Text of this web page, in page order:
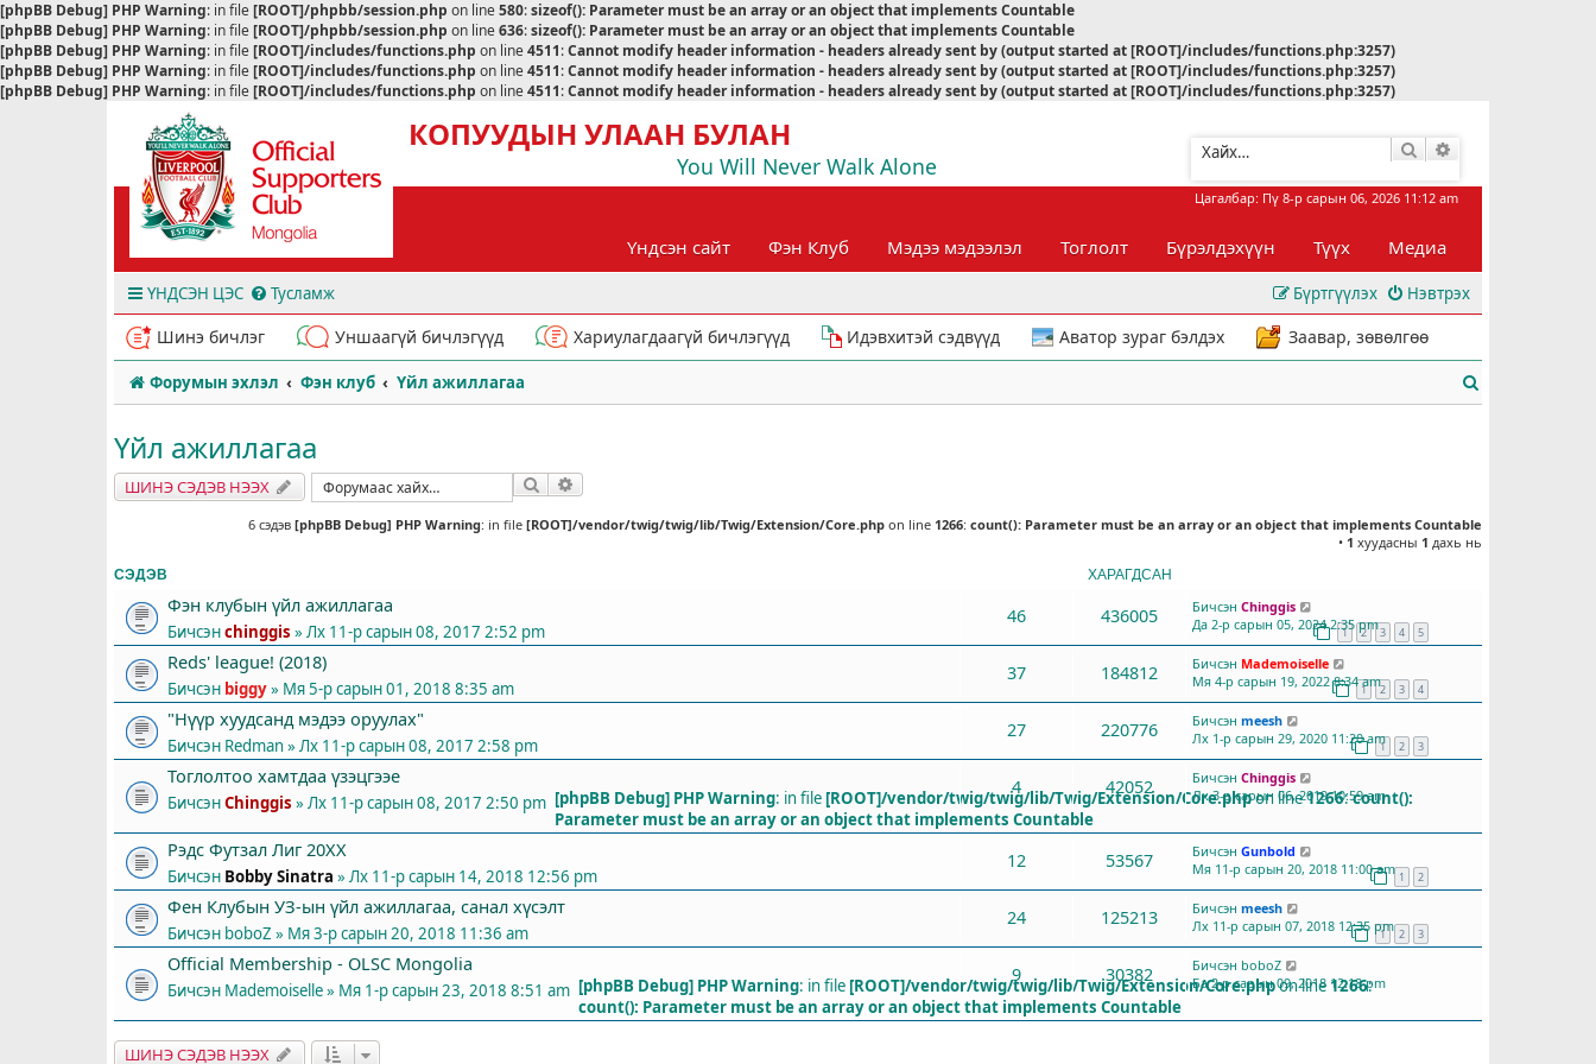
[phpBB Debug] PHP Warning: in file[ROOT]/phpbb/session.php on line580:sizeof(): Parameter must be an array or an object that implements Countable
[phpBB Debug] PHP Warning: in file[ROOT]/phpbb/session.php on line636:sizeof(): Parameter must be an array or an object that implements Countable
[phpBB Debug] PHP Warning: in file[ROOT]/includes/functions.php on line4511:Cannot modify header information - headers already sent by (output started at [ROOT]/includes/functions.php:3257)
[phpBB Debug] PHP Warning: in file[ROOT]/includes/functions.php on line4511:Cannot modify header information - headers already sent by (output started at [ROOT]/includes/functions.php:3257)
[phpBB Debug] PHP Warning: in file[ROOT]/includes/functions.php on line4511:Cannot modify header information - headers already sent by (output started at [ROOT]/includes/functions.php:3257)
КОПУУДЫН УЛААН БУЛАН
You Will Never Walk Alone
Хайлт
Цагалбар: Пү 8-р сарын 06, 2026 11:12 am
Үндсэн сайт Фэн Клуб Мэдээ мэдээлэл Тоглолт Бүрэлдэхүүн Түүх Медиа
ҮНДСЭН ЦЭС Тусламж Нэвтрэх
Бүртгүүлэх
Шинэ бичлэг Уншаагүй бичлэгүүд Хариулагдаагүй бичлэгүүд Идэвхитэй сэдвүүд Аватор зураг бэлдэх Заавар, зөвөлгөө
Форумын эхлэл Фэн клуб Үйл ажиллагаа
Үйл ажиллагаа
ШИНЭ СЭДЭВ НЭЭХ Хайлт
6 сэдэв [phpBB Debug] PHP Warning: in file [ROOT]/vendor/twig/twig/lib/Twig/Extension/Core.php on line 1266: count(): Parameter must be an array or an object that implements Countable
• 1 хуудасны 1 дахь нь
СЭДЭВ ХАРАГДСАН
Фэн клубын үйл ажиллагаа
Бичсэнchinggis » Лх 11-р сарын 08, 2017 2:52 pm 1 2 3 4 5
46 436005 Бичсэн Chinggis
Да 2-р сарын 05, 2024 2:35 pm
Reds' league! (2018)
Бичсэн biggy» Мя 5-р сарын 01, 2018 8:35 am 1 2 3 4
37 184812 Бичсэн Mademoiselle
Мя 4-р сарын 19, 2022 8:34 am
"Нүүр хуудсанд мэдээ оруулах"
Бичсэн Redman » Лх 11-р сарын 08, 2017 2:58 pm 1 2 3
27 220776 Бичсэн meesh
Лх 1-р сарын 29, 2020 11:20 am
Тоглолтоо хамтдаа үзэцгээе
БичсэнChinggis » Лх 11-р сарын 08, 2017 2:50 pm [phpBB Debug] PHP Warning: in file [ROOT]/vendor/twig/twig/lib/Twig/Extension/Core.phpon line1266:count():
Parameter must be an array or an object that implements Countable
4 42052 Бичсэн Chinggis
Лх 3-р сарын 06, 2019 10:59 am
Рэдс Футзал Лиг 20XX
Бичсэн Bobby Sinatra » Лх 11-р сарын 14, 2018 12:56 pm 1 2
12 53567 Бичсэн Gunbold
Мя 11-р сарын 20, 2018 11:00 am
Фен Клубын УЗ-ын үйл ажиллагаа, санал хүсэлт
Бичсэн boboZ » Мя 3-р сарын 20, 2018 11:36 am 1 2 3
24 125213 Бичсэн meesh
Лх 11-р сарын 07, 2018 12:35 pm
Official Membership - OLSC Mongolia
Бичсэн Mademoiselle» Мя 1-р сарын 23, 2018 8:51 am [phpBB Debug] PHP Warning: in file [ROOT]/vendor/twig/twig/lib/Twig/Extension/Core.phpon line 1266:
count(): Parameter must be an array or an object that implements Countable
9 30382 Бичсэн boboZ
Ба 2-р сарын 09, 2018 12:18 pm
ШИНЭ СЭДЭВ НЭЭХ